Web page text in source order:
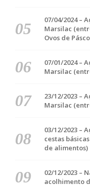
07/04/2024 –
Marsilac
Ovos de
07/01/2024 –
Marsilac
23/12/2023 –
Marsilac
03/12/2023 –
cestas
de alimentos)
02/12/2023 –
acolhimento